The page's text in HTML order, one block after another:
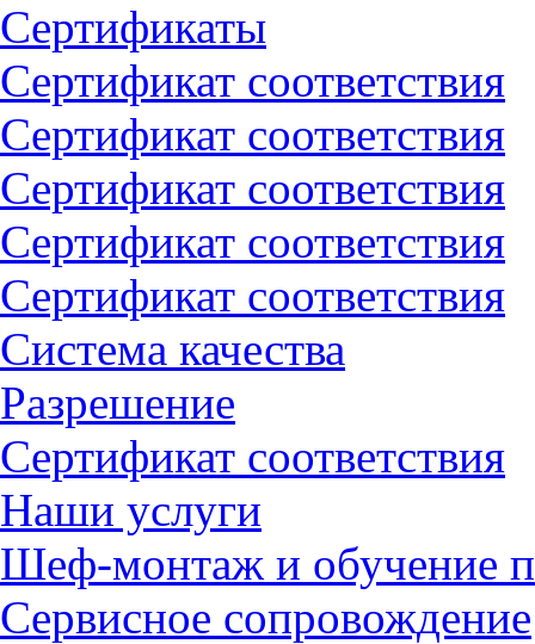
Сертификаты
Сертификат соответствия
Сертификат соответствия
Сертификат соответствия
Сертификат соответствия
Сертификат соответствия
Система качества
Разрешение
Сертификат соответствия
Наши услуги
Шеф-монтаж и обучение
Сервисное сопровождение